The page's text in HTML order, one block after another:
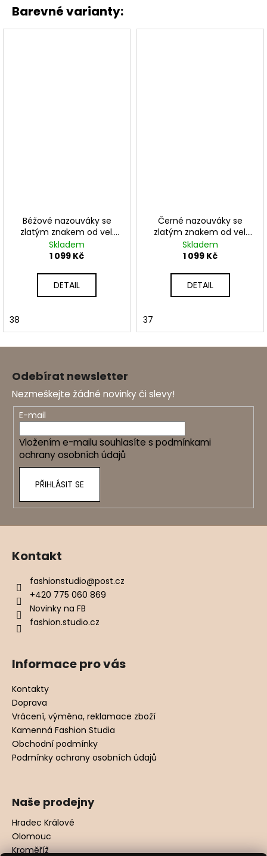
Barevné varianty:
Béžové nazouváky se
zlatým znakem od vel.
36-40
Skladem
1 099 Kč
DETAIL
38
Černé nazouváky se
zlatým znakem od vel.
37-40
Skladem
1 099 Kč
DETAIL
37
Z
Odebírat newsletter
Nezmeškejte žádné novinky či slevy!
E-mail
Vložením e-mailu souhlasíte s podmínkami
ochrany osobních údajů
PŘIHLÁSIT SE
Kontakt
fashionstudio@post.cz
+420 775 060 869
Novinky na FB
fashion.studio.cz
Informace pro vás
Kontakty
Doprava
Vrácení, výměna, reklamace zboží
Kamenná Fashion Studia
Obchodní podmínky
Podmínky ochrany osobních údajů
Naše prodejny
Hradec Králové
Olomouc
Kroměříž